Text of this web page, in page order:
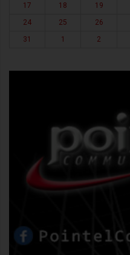
17
18 19
24
25 26
31
1 2